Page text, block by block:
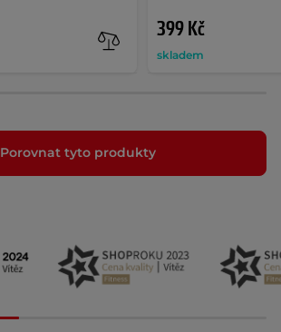
399 Kč
skladem
Porovnat tyto produkty